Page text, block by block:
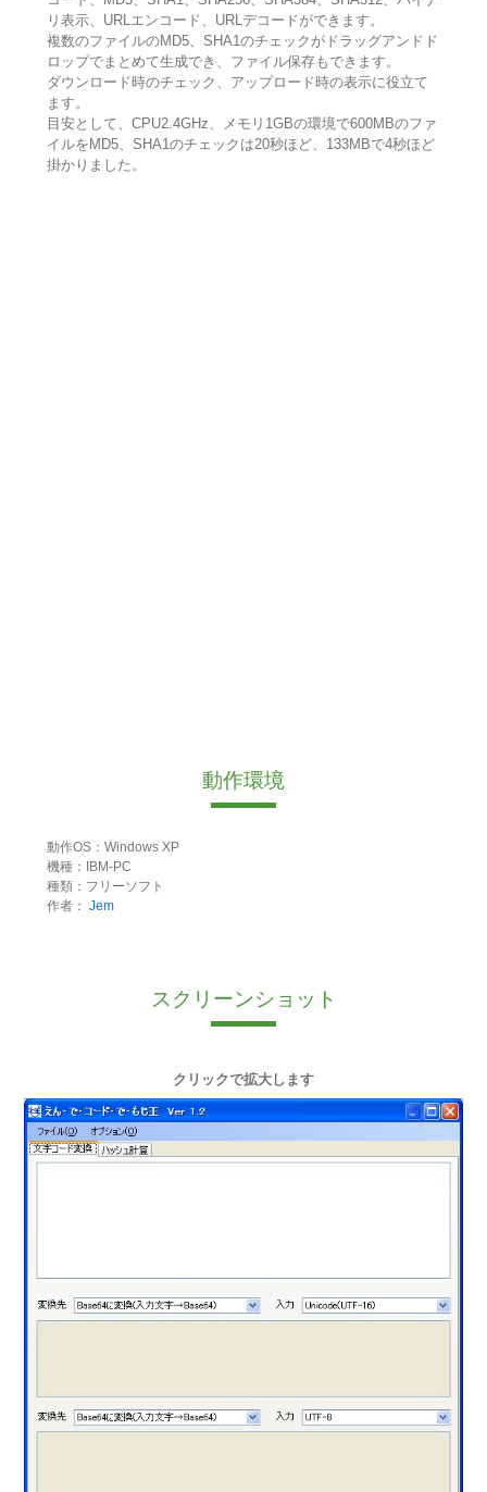
リ表示、URLエンコード、URLデコードができます。
複数のファイルのMD5、SHA1のチェックがドラッグアンドド
ロップでまとめて生成でき、ファイル保存もできます。
ダウンロード時のチェック、アップロード時の表示に役立て
ます。
目安として、CPU2.4GHz、メモリ1GBの環境で600MBのファ
イルをMD5、SHA1のチェックは20秒ほど、133MBで4秒ほど
掛かりました。
動作環境
動作OS：Windows XP
機種：IBM-PC
種類：フリーソフト
作者： Jem
スクリーンショット
クリックで拡大します